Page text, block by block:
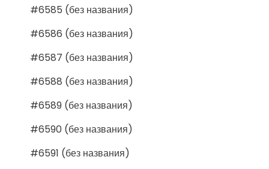
#6585 (без названия)
#6586 (без названия)
#6587 (без названия)
#6588 (без названия)
#6589 (без названия)
#6590 (без названия)
#6591 (без названия)